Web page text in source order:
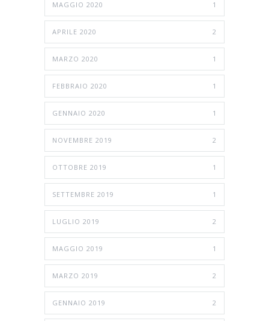
MAGGIO 2020 1
APRILE 2020 2
MARZO 2020 1
FEBBRAIO 2020 1
GENNAIO 2020 1
NOVEMBRE 2019 2
OTTOBRE 2019 1
SETTEMBRE 2019 1
LUGLIO 2019 2
MAGGIO 2019 1
MARZO 2019 2
GENNAIO 2019 2